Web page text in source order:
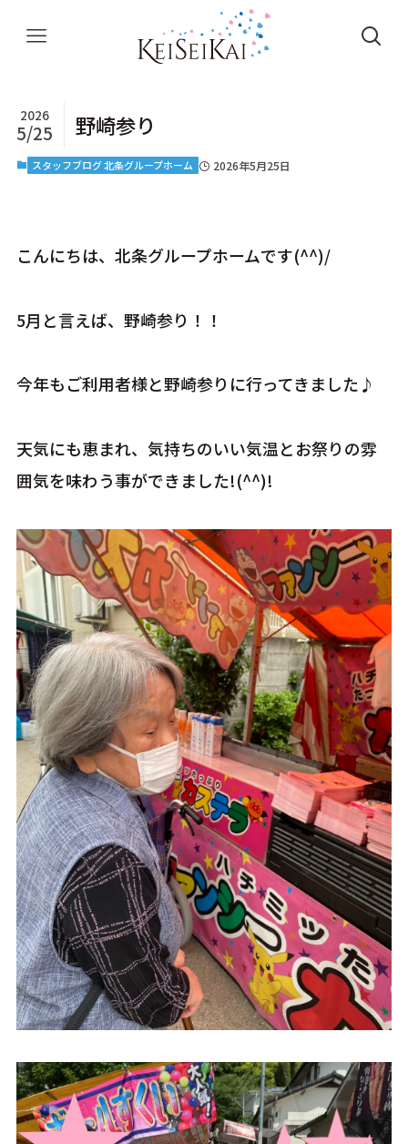
野崎参り
2026
5/25
スタッフブログ 北条グループホーム 2026年5月25日
こんにちは、北条グループホームです(^^)/
5月と言えば、野崎参り！！
今年もご利用者様と野崎参りに行ってきました♪
天気にも恵まれ、気持ちのいい気温とお祭りの雰
囲気を味わう事ができました!(^^)!